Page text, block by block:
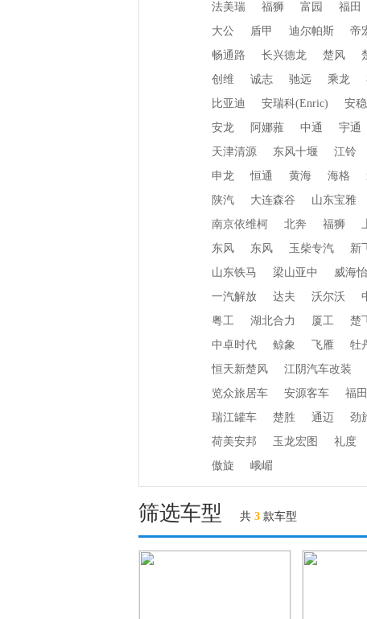
法美瑞
福狮 富园 福田
大公
盾甲 迪尔帕斯 帝
畅通路
长兴德龙 楚风
创维
诚志 驰远 乘龙
比亚迪
安瑞科(Enric) 安
安龙
阿娜蕥 中通 宇通
天津清源
东风十堰 江铃
申龙
恒通 黄海 海格
陕汽
大连森谷 山东宝雅
南京依维柯
北奔 福狮
东风
东风 玉柴专汽 新
山东铁马
梁山亚中 威海
一汽解放
达夫 沃尔沃
粤工
湖北合力 厦工 楚
中卓时代
鲸象 飞雁 牡
恒天新楚风
江阴汽车改装
览众旅居车
安源客车 福
瑞江罐车
楚胜 通迈 劲
荷美安邦
玉龙宏图 礼度
傲旋
峨嵋
筛选车型 共 3 款车型